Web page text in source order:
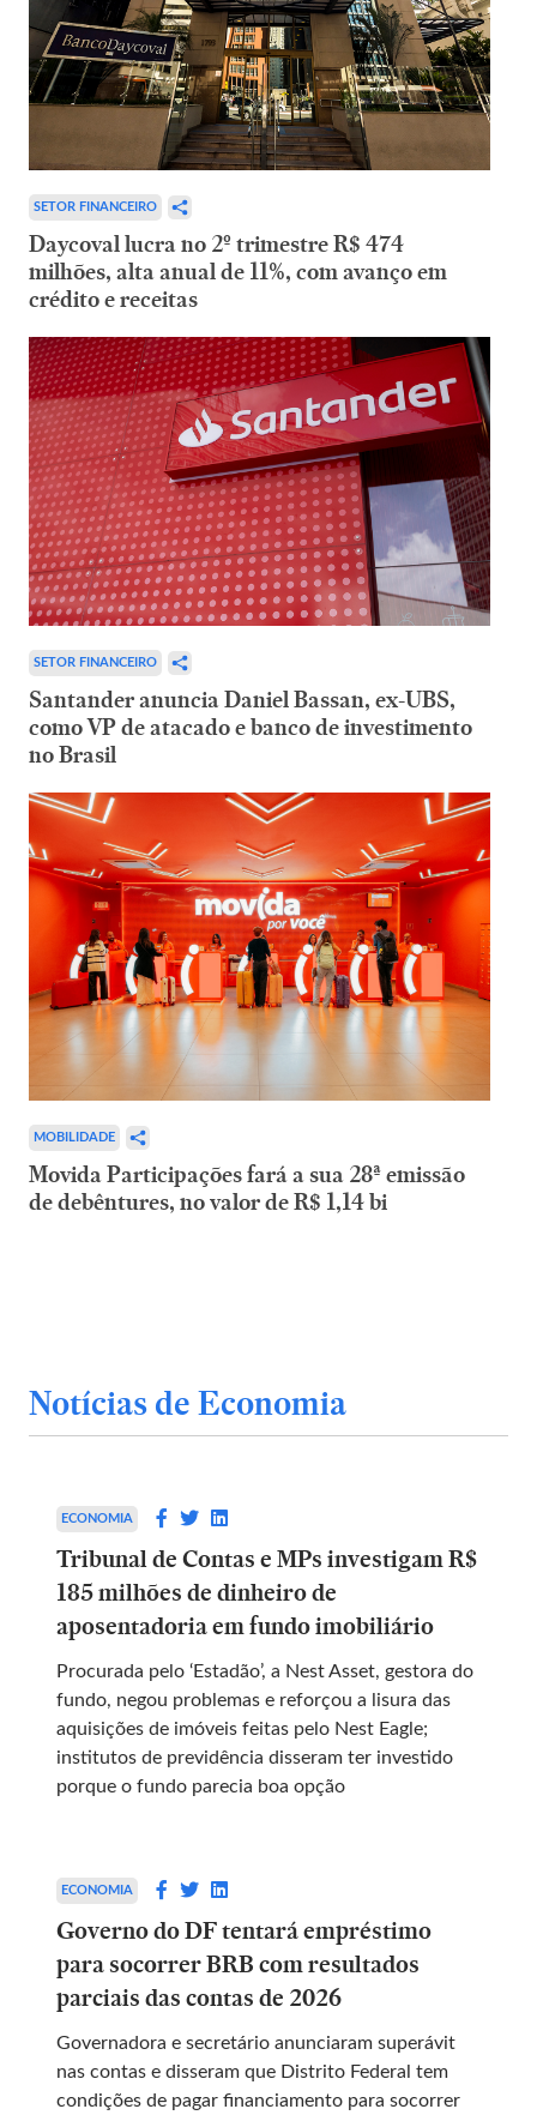
SETOR FINANCEIRO
Daycoval lucra no 2º trimestre R$ 474
milhões, alta anual de 11%, com avanço em
crédito e receitas
SETOR FINANCEIRO
Santander anuncia Daniel Bassan, ex-UBS,
como VP de atacado e banco de investimento
no Brasil
MOBILIDADE
Movida Participações fará a sua 28ª emissão
de debêntures, no valor de R$ 1,14 bi
Notícias de Economia
ECONOMIA
Tribunal de Contas e MPs investigam R$
185 milhões de dinheiro de
aposentadoria em fundo imobiliário
Procurada pelo ‘Estadão’, a Nest Asset, gestora do
fundo, negou problemas e reforçou a lisura das
aquisições de imóveis feitas pelo Nest Eagle;
institutos de previdência disseram ter investido
porque o fundo parecia boa opção
ECONOMIA
Governo do DF tentará empréstimo
para socorrer BRB com resultados
parciais das contas de 2026
Governadora e secretário anunciaram superávit
nas contas e disseram que Distrito Federal tem
condições de pagar financiamento para socorrer